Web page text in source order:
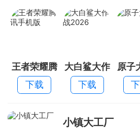
王者荣耀腾
讯手机版
下载
大白鲨大作
战2026
下载
原子
小镇大工厂